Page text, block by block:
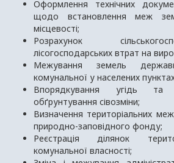
Оформлення технічних
щодо встановлення меж
місцевості;
Розрахунок
лісогосподарських втрат на
Межування земель
комунальної у населених
Впорядкування угідь та
обґрунтування сівозміни;
Визначення територіальних
природно-заповідного фонду;
Реєстрація ділянок
комунальної власності;